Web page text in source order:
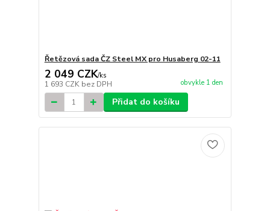
Řetězová sada ČZ Steel MX pro Husaberg 02-11
2 049 CZK/ks
1 693 CZK bez DPH obvykle 1 den
Přidat do košíku